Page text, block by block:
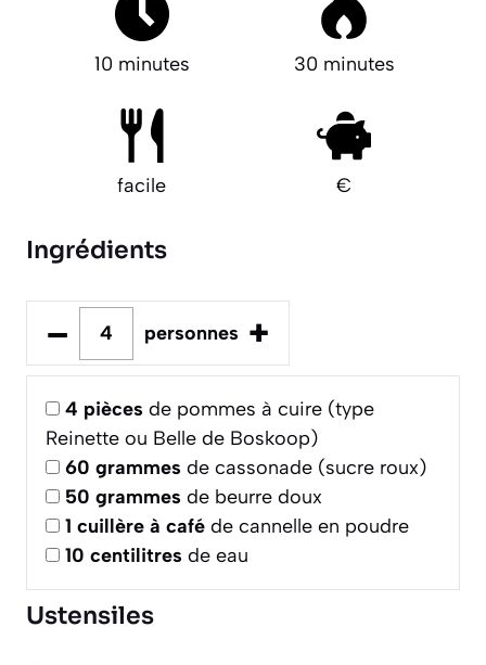
10 minutes 30 minutes
facile €
Ingrédients
– personnes +
4 pièces de pommes à cuire (type
Reinette ou Belle de Boskoop)
60 grammes de cassonade (sucre roux)
50 grammes de beurre doux
1 cuillère à café de cannelle en poudre
10 centilitres de eau
Ustensiles